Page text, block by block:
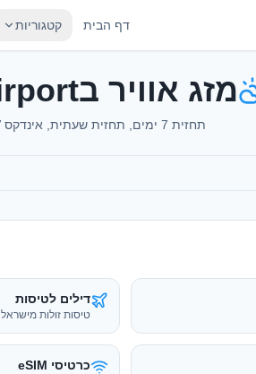
דף הבית קטגוריות
מזג אוויר בKoh Samui Airport, תאילנד
תחזית 7 ימים, תחזית שעתית, אינדקס UV, סיכויי גשם וטיפים לאריזה לKoh Samui Airport
דילים לטיסות
טיסות זולות מישראל
כרטיסי eSIM